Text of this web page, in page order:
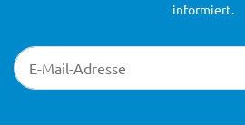
Newsletter-Registrierung
informiert.